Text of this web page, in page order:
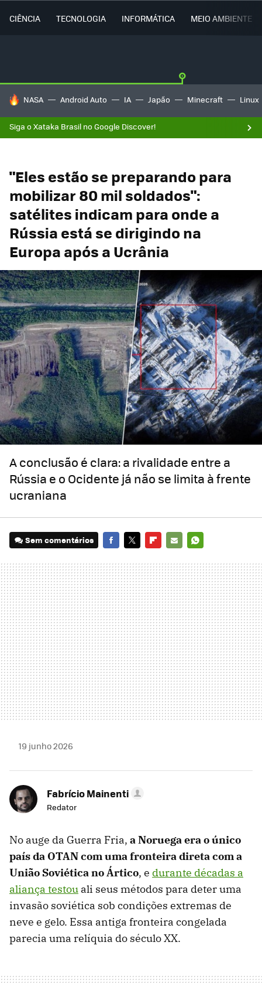
CIÊNCIA TECNOLOGIA INFORMÁTICA MEIO AMBIENTE
TENDÊNCIAS DO DIA
NASA Android Auto IA Japão Minecraft Linux
Siga o Xataka Brasil no Google Discover!
"Eles estão se preparando para
mobilizar 80 mil soldados":
satélites indicam para onde a
Rússia está se dirigindo na
Europa após a Ucrânia
A conclusão é clara: a rivalidade entre a
Rússia e o Ocidente já não se limita à frente
ucraniana
Sem comentários
MAIL
19 junho 2026
Fabrício Mainenti
Redator
No auge da Guerra Fria, a Noruega era o único
país da OTAN com uma fronteira direta com a
União Soviética no Ártico, e durante décadas a
aliança testou ali seus métodos para deter uma
invasão soviética sob condições extremas de
neve e gelo. Essa antiga fronteira congelada
parecia uma relíquia do século XX.